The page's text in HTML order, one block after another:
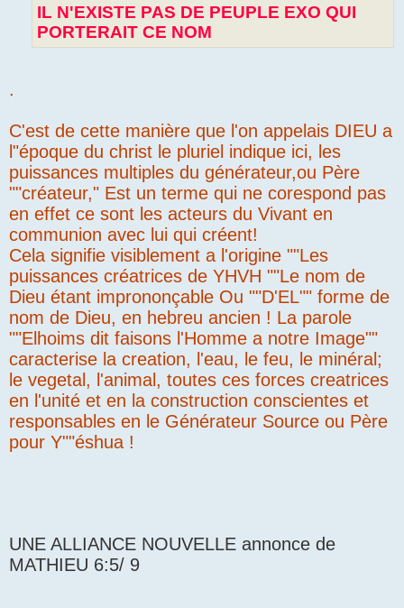
IL N'EXISTE PAS DE PEUPLE EXO QUI
PORTERAIT CE NOM
.
C'est de cette manière que l'on appelais DIEU a
l"époque du christ le pluriel indique ici, les
puissances multiples du générateur,ou Père
""créateur," Est un terme qui ne corespond pas
en effet ce sont les acteurs du Vivant en
communion avec lui qui créent!
Cela signifie visiblement a l'origine ""Les
puissances créatrices de YHVH ""Le nom de
Dieu étant imprononçable Ou ""D'EL"" forme de
nom de Dieu, en hebreu ancien ! La parole
""Elhoims dit faisons l'Homme a notre Image""
caracterise la creation, l'eau, le feu, le minéral;
le vegetal, l'animal, toutes ces forces creatrices
en l'unité et en la construction conscientes et
responsables en le Générateur Source ou Père
pour Y""éshua !
UNE ALLIANCE NOUVELLE annonce de
MATHIEU 6:5/ 9